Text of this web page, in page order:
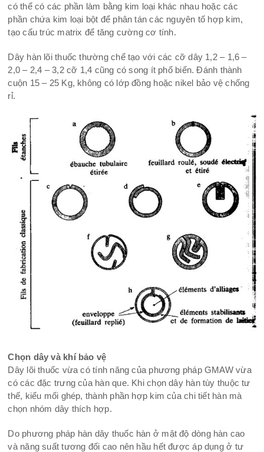
có thể có các phần làm bằng kim loại khác nhau hoặc các
phần chứa kim loại bột để phân tán các nguyên tố hợp kim,
tạo cấu trúc matrix để tăng cường cơ tính.
Dây hàn lõi thuốc thường chế tạo với các cỡ dây 1,2 – 1,6 –
2,0 – 2,4 – 3,2 cỡ 1,4 cũng có song ít phổ biến. Đánh thành
cuộn 15 – 25 Kg, không có lớp đồng hoặc nikel bảo vệ chống
rỉ.
Chọn dây và khí bảo vệ
Dây lõi thuốc vừa có tính năng của phương pháp GMAW vừa
có các đặc trưng của hàn que. Khi chọn dây hàn tùy thuộc tư
thế, kiểu mối ghép, thành phần hợp kim của chi tiết hàn mà
chọn nhóm dây thích hợp.
Do phương pháp hàn dây thuốc hàn ở mật độ dòng hàn cao
và năng suất tương đối cao nên hầu hết được áp dụng ở tư